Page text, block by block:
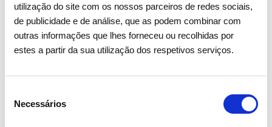
utilização do site com os nossos parceiros de redes sociais,
de publicidade e de análise, que as podem combinar com
outras informações que lhes forneceu ou recolhidas por
estes a partir da sua utilização dos respetivos serviços.
Necessários
28 JULHO 2025
2100 clientes da Portgás já
beneficiam de esquentadores
mais eficientes
Portgás